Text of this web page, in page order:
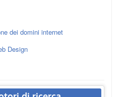
dei domini internet
Design